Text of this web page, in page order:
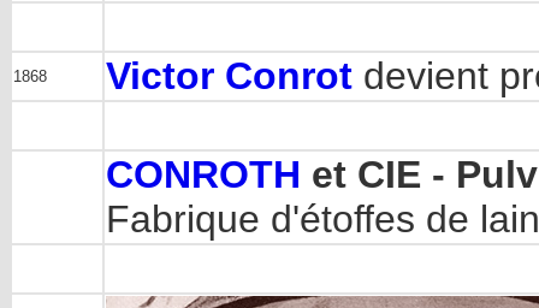
1868 Victor Conrot devient
CONROTH et CIE -
Fabrique d'étoffes de